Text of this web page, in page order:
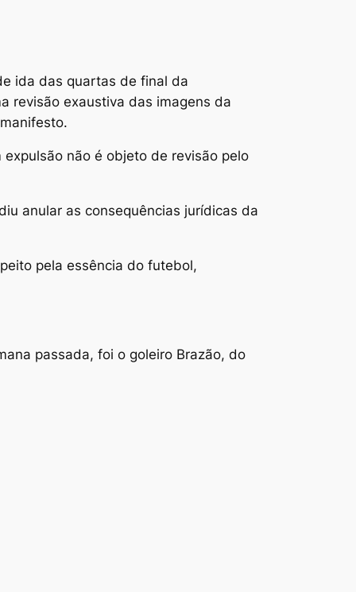
ida das quartas de final da
revisão exaustiva das imagens da
não é objeto de revisão pelo
anular as consequências jurídicas da
pela essência do futebol,
passada, foi o goleiro Brazão, do